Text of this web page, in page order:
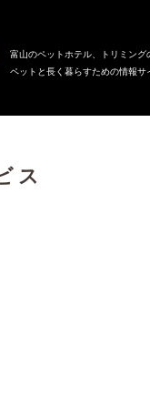
富山のペットホテル、トリミング
ペットと長く暮らすための情報サ
ス